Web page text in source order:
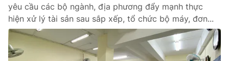
yêu cầu các bộ ngành, địa phương đẩy mạnh thực
hiện xử lý tài sản sau sắp xếp, tổ chức bộ máy, đơn...